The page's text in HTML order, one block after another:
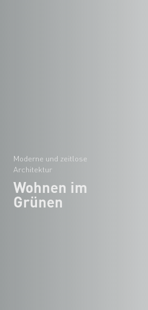
Moderne und zeitlose
Architektur
Wohnen im
Grünen